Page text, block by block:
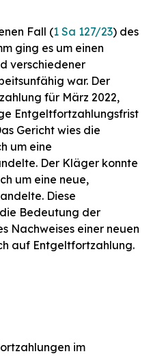
Fall (1 Sa 127/23) des
ging es um einen
verschiedener
war. Der
für März 2022,
Entgeltfortzahlungsfrist
Gericht wies die
um eine
Der Kläger konnte
um eine neue,
Diese
Bedeutung der
Nachweises einer neuen
auf Entgeltfortzahlung.
im